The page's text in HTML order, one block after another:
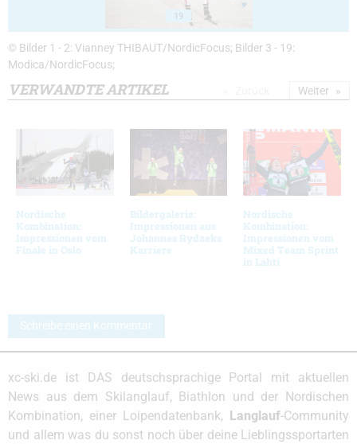
19
© Bilder 1 - 2: Vianney THIBAUT/NordicFocus; Bilder 3 - 19:
Modica/NordicFocus;
VERWANDTE ARTIKEL
Nordische
Kombination:
Impressionen vom
Finale in Oslo
Bildergalerie:
Impressionen aus
Johannes Rydzeks
Karriere
Nordische
Kombination:
Impressionen vom
Mixed Team Sprint
in Lahti
Weiter
Schreibe einen Kommentar
xc-ski.de ist DAS deutschsprachige Portal mit aktuellen
News aus dem Skilanglauf, Biathlon und der Nordischen
Kombination, einer Loipendatenbank,
Langlauf-Community
und allem was du sonst noch über deine Lieblingssportarten